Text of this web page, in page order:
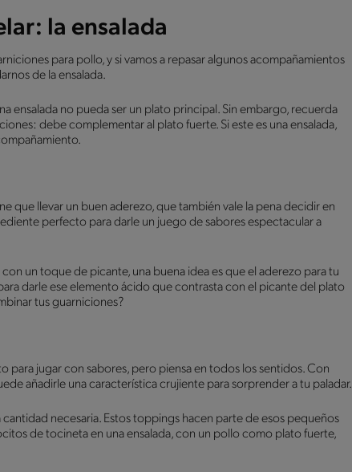
la ensalada
para pollo, y si vamos a repasar algunos acompañamientos
de la ensalada.
ensalada no pueda ser un plato principal. Sin embargo, recuerda
debe complementar al plato fuerte. Si este es una ensalada,
que llevar un buen aderezo, que también vale la pena decidir en
perfecto para darle un juego de sabores espectacular a
un toque de picante, una buena idea es que el aderezo para tu
darle ese elemento ácido que contrasta con el picante del plato
tus guarniciones?
para jugar con sabores, pero piensa en todos los sentidos. Con
añadirle una característica crujiente para sorprender a tu paladar.
necesaria. Estos toppings hacen parte de esos pequeños
de tocineta en una ensalada, con un pollo como plato fuerte,